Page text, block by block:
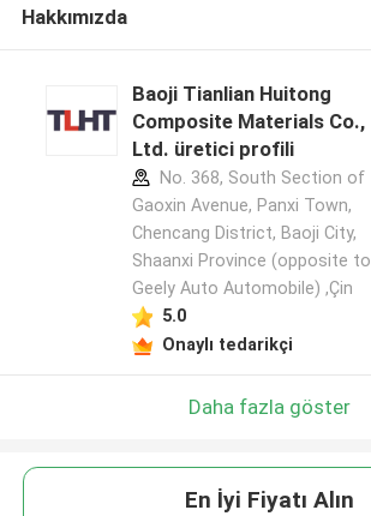
Hakkımızda
Baoji Tianlian Huitong
Composite Materials Co.,
Ltd. üretici profili
No. 368, South Section of
Gaoxin Avenue, Panxi Town,
Chencang District, Baoji City,
Shaanxi Province (opposite to
Geely Auto Automobile) ,Çin
5.0
Onaylı tedarikçi
Daha fazla göster
En İyi Fiyatı Alın